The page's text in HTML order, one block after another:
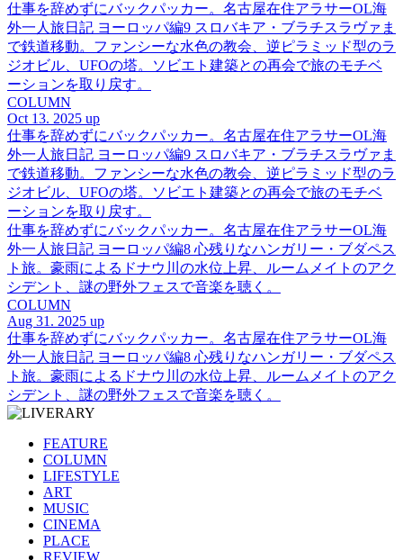
仕事を辞めずにバックパッカー。名古屋在住アラサーOL海
外一人旅日記 ヨーロッパ編9 スロバキア・ブラチスラヴァま
で鉄道移動。ファンシーな水色の教会、逆ピラミッド型のラ
ジオビル、UFOの塔。ソビエト建築との再会で旅のモチベ
ーションを取り戻す。
COLUMN
Oct 13. 2025 up
仕事を辞めずにバックパッカー。名古屋在住アラサーOL海
外一人旅日記 ヨーロッパ編9 スロバキア・ブラチスラヴァま
で鉄道移動。ファンシーな水色の教会、逆ピラミッド型のラ
ジオビル、UFOの塔。ソビエト建築との再会で旅のモチベ
ーションを取り戻す。
仕事を辞めずにバックパッカー。名古屋在住アラサーOL海
外一人旅日記 ヨーロッパ編8 心残りなハンガリー・ブダペス
ト旅。豪雨によるドナウ川の水位上昇、ルームメイトのアク
シデント、謎の野外フェスで音楽を聴く。
COLUMN
Aug 31. 2025 up
仕事を辞めずにバックパッカー。名古屋在住アラサーOL海
外一人旅日記 ヨーロッパ編8 心残りなハンガリー・ブダペス
ト旅。豪雨によるドナウ川の水位上昇、ルームメイトのアク
シデント、謎の野外フェスで音楽を聴く。
FEATURE
COLUMN
LIFESTYLE
ART
MUSIC
CINEMA
PLACE